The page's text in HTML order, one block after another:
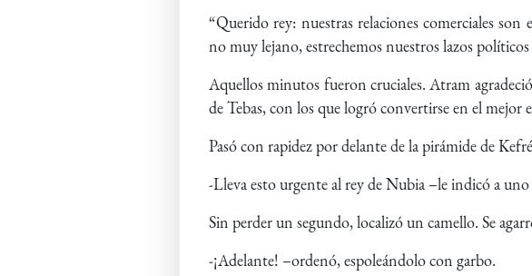
“Querido rey: nuestras relaciones comerciales
no muy lejano, estrechemos nuestros lazos
Aquellos minutos fueron cruciales. Atram
de Tebas, con los que logró convertirse en el mejor
Pasó con rapidez por delante de la pirámide de
-Lleva esto urgente al rey de Nubia –le indicó a
Sin perder un segundo, localizó un camello. Se
-¡Adelante! –ordenó, espoleándolo con garbo.